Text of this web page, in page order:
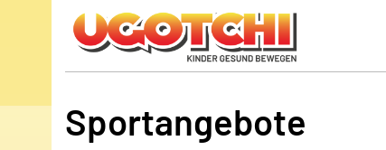
Sportangebote